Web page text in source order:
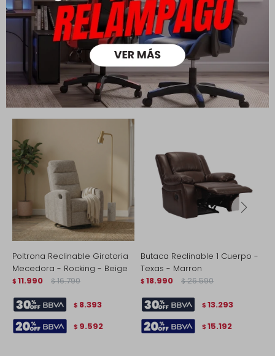
Productos que te pueden interesar
Poltrona Reclinable Giratoria
Mecedora - Rocking - Beige
$ 11.990 $ 16.790
$ 8.393
$ 9.592
Butaca Reclinable 1 Cuerpo -
Texas - Marron
$ 18.990 $ 26.590
$ 13.293
$ 15.192